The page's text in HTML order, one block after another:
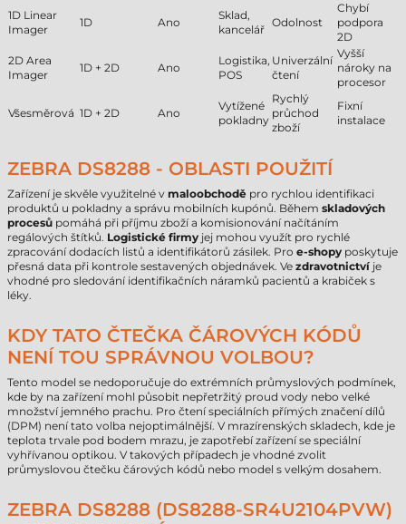
1D Linear
Imager
1D Ano
Sklad,
kancelář
Odolnost
Chybí
podpora
2D
2D Area
Imager
1D + 2D Ano
Logistika,
POS
Univerzální
čtení
Vyšší
nároky na
procesor
Všesměrová 1D + 2D Ano
Vytížené
pokladny
Rychlý
průchod
zboží
Fixní
instalace
ZEBRA DS8288 - OBLASTI POUŽITÍ
Zařízení je skvěle využitelné v maloobchodě pro rychlou identifikaci
produktů u pokladny a správu mobilních kupónů. Během skladových
procesů pomáhá při příjmu zboží a komisionování načítáním
regálových štítků. Logistické firmy jej mohou využít pro rychlé
zpracování dodacích listů a identifikátorů zásilek. Pro e-shopy poskytuje
přesná data při kontrole sestavených objednávek. Ve zdravotnictví je
vhodné pro sledování identifikačních náramků pacientů a krabiček s
léky.
KDY TATO ČTEČKA ČÁROVÝCH KÓDŮ
NENÍ TOU SPRÁVNOU VOLBOU?
Tento model se nedoporučuje do extrémních průmyslových podmínek,
kde by na zařízení mohl působit nepřetržitý proud vody nebo velké
množství jemného prachu. Pro čtení speciálních přímých značení dílů
(DPM) není tato volba nejoptimálnější. V mrazírenských skladech, kde je
teplota trvale pod bodem mrazu, je zapotřebí zařízení se speciální
vyhřívanou optikou. V takových případech je vhodné zvolit
průmyslovou čtečku čárových kódů nebo model s velkým dosahem.
ZEBRA DS8288 (DS8288-SR4U2104PVW)